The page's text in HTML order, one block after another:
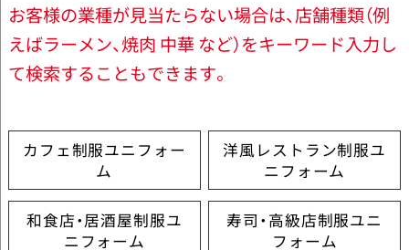
お客様の業種が見当たらない場合は、店舗種類（例
えばラーメン、焼肉 中華 など）をキーワード入力し
て検索することもできます。
カフェ制服ユニフォー
ム
洋風レストラン制服ユ
ニフォーム
和食店・居酒屋制服ユ
ニフォーム
寿司・高級店制服ユニ
フォーム